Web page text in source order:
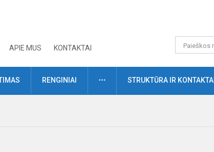
APIE MUS KONTAKTAI
RENGINIAI DAUGIAUSTRUKTŪRA IR KONTAKTAI